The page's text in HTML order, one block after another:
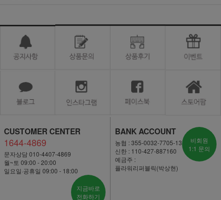
CUSTOMER CENTER
1644-4869
문자상담 010-4407-4869
월~토 09:00 - 20:00
일요일·공휴일 09:00 - 18:00
지금바로
전화하기
BANK ACCOUNT
농협 : 355-0032-7705-13
신한 : 110-427-887160
예금주 :
플라워리퍼블릭(박상현)
비회원
1:1 문의